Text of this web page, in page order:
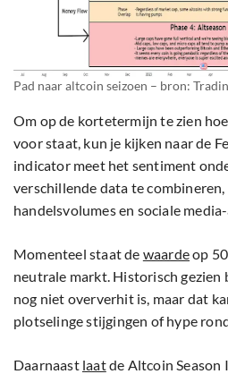
Pad naar altcoin seizoen – bron:
Om op de kortetermijn te zien
voor staat, kun je kijken naar de
indicator meet het sentiment
verschillende data te
handelsvolumes en sociale
Momenteel staat de waardeop
neutrale markt. Historisch
nog niet oververhit is, maar dat
plotselinge stijgingen of hype
Daarnaast laatde Altcoin Season